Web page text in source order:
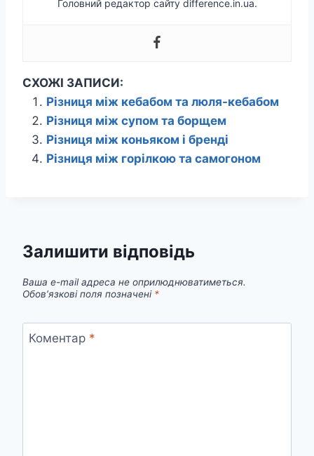
Головний редактор сайту difference.in.ua.
СХОЖІ ЗАПИСИ:
Різниця між кебабом та люля-кебабом
Різниця між супом та борщем
Різниця між коньяком і бренді
Різниця між горілкою та самогоном
Залишити відповідь
Ваша e-mail адреса не оприлюднюватиметься.
Обов’язкові поля позначені *
Коментар *